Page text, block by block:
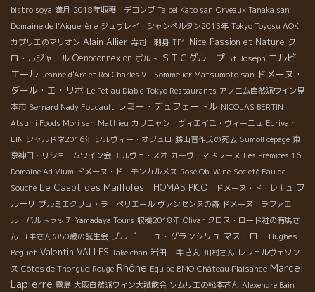
bistro soya 満月 2018年収穫・デコンブ Taipei Kato san Orveaux Tanaka san
Domaine de l’Aiguelière ジュヴレイ・シャンベルタン2015年 Tokyo Toyosu AOKI
カプリエのマリオン Alain Allier 寿司・刺身 TF1 Nice Passion et Nature ク
ロ・ルジャール Oenoconnexion ポルト ＳＴＣグループ St Joseph コルビ
エール Jeanne d'Arc et Roi Charles VII Sommelier Matsumoto san ドメーヌ・
ダール・エ・リボ Le Pet au Diable Tokyo Restaurants アノニム自然派ワイン見
本市 Bernard Nady Foucault レミー・デュフェートル NICOLAS BERTIN
Atsumi Foods Mori san Mathieu カリニャン・ヴィエイユ・ヴィーニュ Ecrivain
LIN シャルドネ2016年 シルヴィー・オジュロ 勝山晋作氏の死去 Sumoll cépage 東
京神田・リショームワイン会 エルヴェ・スオ カーヴ・マドレーヌ Les Prémices 16
Domaine Ad Vium ドメーヌ・ド・モンカルメス Rosé Obi Wine Societé Eau de
Souche Le Casot des Mailloles THOMAS PICOT ドメーヌ・ド・レキュ フ
ルーリ プルミエクリュ・ラ・ペリエール ヴァンセンヌの森 ドメーヌ・ラファエ
ル・バルトゥッチ Yamadaya Tours 収穫2018年 Olivar クロス・ロード社の有馬さ
ん ユキさんの50歳の誕生会 ブルゴーニュ・グランクリュ マス・ロー Hughes
Beguet Valentin VALLES Take chan 岩田コキさん 川村さん レフェルヴェソン
ス Côtes de Thongue Rouge Rhône Equipe BMO Château Plaisance Marcel
Lapierre 霧島 大阪自然派ワイン大試飲会 ソムリエの松本さん Alexendre Bain